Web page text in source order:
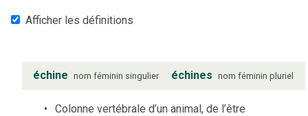
Afficher les définitions
échine nom féminin singulier échines nom féminin pluriel
Colonne vertébrale d’un animal, de l’être